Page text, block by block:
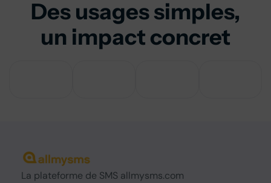
Des usages simples,
un impact concret
La plateforme de SMS allmysms.com